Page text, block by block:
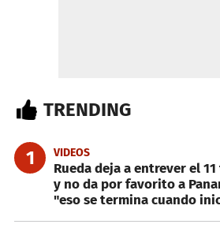
TRENDING
1 VIDEOS
Rueda deja a entrever el
y no da por favorito a
"eso se termina cuando